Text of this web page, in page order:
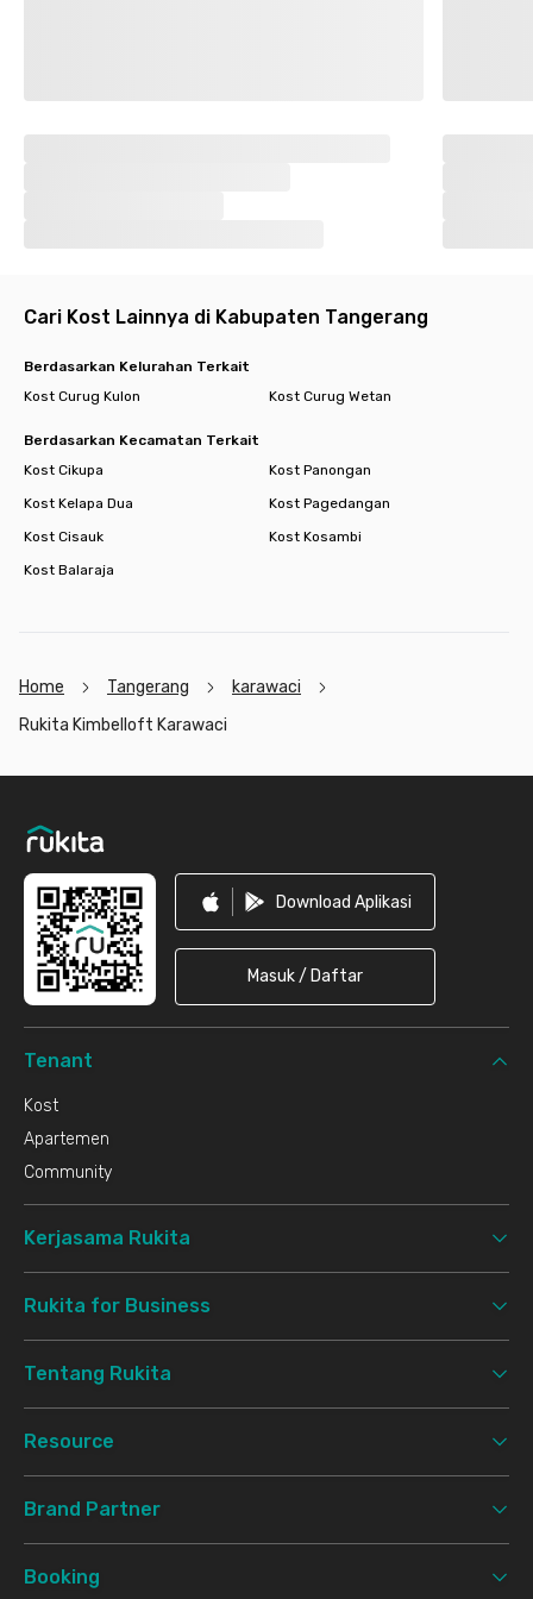
Cari Kost Lainnya di Kabupaten Tangerang
Berdasarkan Kelurahan Terkait
Kost Curug Kulon
Kost Curug Wetan
Berdasarkan Kecamatan Terkait
Kost Cikupa
Kost Panongan
Kost Kelapa Dua
Kost Pagedangan
Kost Cisauk
Kost Kosambi
Kost Balaraja
Home Tangerang
karawaci
Rukita Kimbelloft Karawaci
Download Aplikasi
Masuk / Daftar
Tenant
Kost
Apartemen
Community
Kerjasama Rukita
Rukita for Business
Tentang Rukita
Resource
Brand Partner
Booking